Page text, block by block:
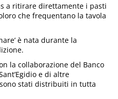
a ritirare direttamente i pasti
che frequentano la tavola
è nata durante la
la collaborazione del Banco
e di altre
stati distribuiti in tutta